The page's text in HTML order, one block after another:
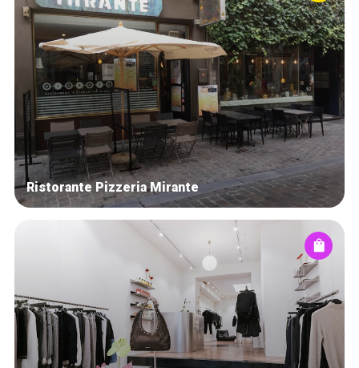
Ristorante Pizzeria Mirante